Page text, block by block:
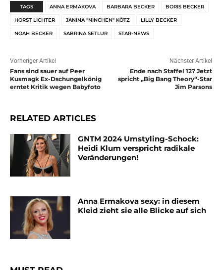
TAGS ANNA ERMAKOVA BARBARA BECKER BORIS BECKER
HORST LICHTER JANINA "NINCHEN" KÖTZ LILLY BECKER
NOAH BECKER SABRINA SETLUR STAR-NEWS
Vorheriger Artikel
Fans sind sauer auf Peer
Kusmagk Ex-Dschungelkönig
erntet Kritik wegen Babyfoto
Nächster Artikel
Ende nach Staffel 12? Jetzt
spricht „Big Bang Theory“-Star
Jim Parsons
RELATED ARTICLES
GNTM 2024 Umstyling-Schock:
Heidi Klum verspricht radikale
Veränderungen!
Anna Ermakova sexy: in diesem
Kleid zieht sie alle Blicke auf sich